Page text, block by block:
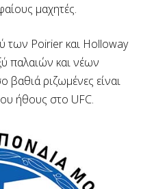
μαχητές.
των Poirier και Holloway
παλαιών και νέων
ριζωμένες είναι
ήθους στο UFC.